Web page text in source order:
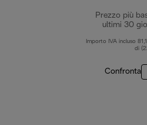
Prezzo più
ultimi 30
Importo IVA incluso
di
Confronta